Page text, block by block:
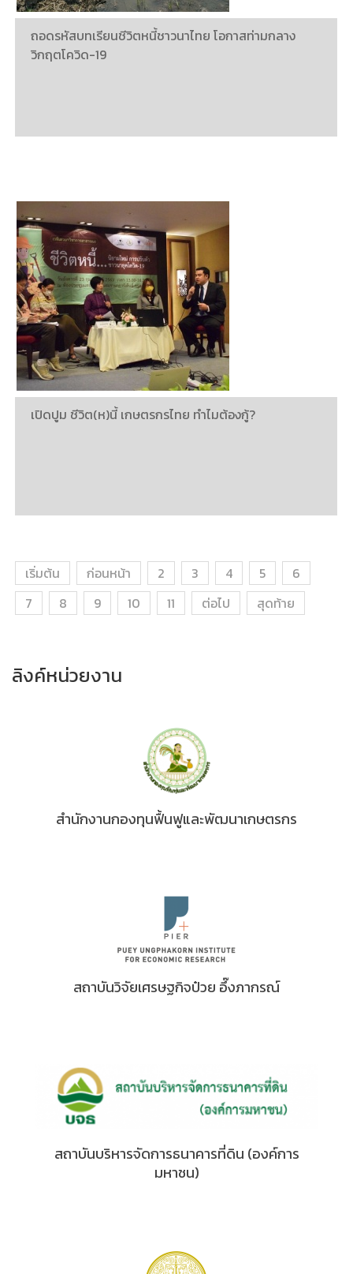
ถอดรหัสบทเรียนชีวิตหนี้ชาวนาไทย โอกาสท่ามกลาง
วิกฤตโควิด-19
เปิดปูม ชีวิต(ห)นี้ เกษตรกรไทย ทำไมต้องกู้?
เริ่มต้น ก่อนหน้า 2 3 4 5
6
7
8 9 10 11 ต่อไป สุดท้าย
ลิงค์หน่วยงาน
สำนักงานกองทุนฟื้นฟูและพัฒนาเกษตรกร
สถาบันวิจัยเศรษฐกิจป๋วย อึ๊งภากรณ์
สถาบันบริหารจัดการธนาคารที่ดิน (องค์การ
มหาชน)